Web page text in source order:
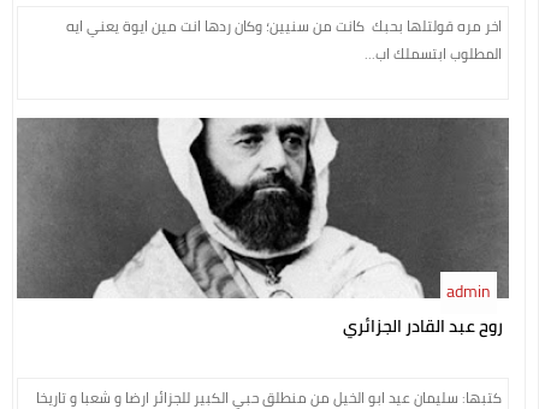
اخر مره قولتلها بحبك كانت من سنيين؛ وكان ردها انت مين ايوة يعني ايه
المطلوب ابتسملك اب...
روح عبد القادر الجزائري
admin
كتبها: سليمان عيد ابو الخيل من منطلق حبي الكبير للجزائر ارضا و شعبا و تاريخا